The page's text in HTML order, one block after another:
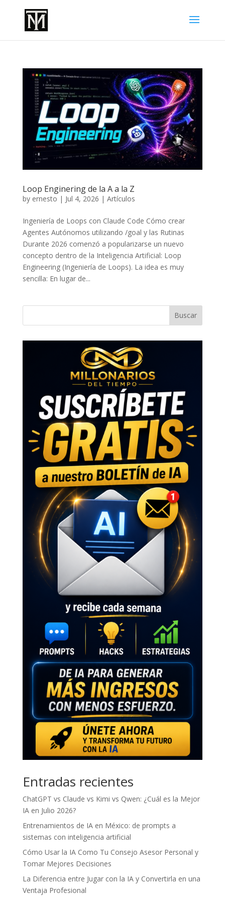
Loop Enginering de la A a la Z
by ernesto | Jul 4, 2026 | Artículos
Ingeniería de Loops con Claude Code Cómo crear
Agentes Autónomos utilizando /goal y las Rutinas
Durante 2026 comenzó a popularizarse un nuevo
concepto dentro de la Inteligencia Artificial: Loop
Engineering (Ingeniería de Loops). La idea es muy
sencilla: En lugar de...
Buscar
Entradas recientes
ChatGPT vs Claude vs Kimi vs Qwen: ¿Cuál es la Mejor
IA en Julio 2026?
Entrenamientos de IA en México: de prompts a
sistemas con inteligencia artificial
Cómo Usar la IA Como Tu Consejo Asesor Personal y
Tomar Mejores Decisiones
La Diferencia entre Jugar con la IA y Convertirla en una
Ventaja Profesional